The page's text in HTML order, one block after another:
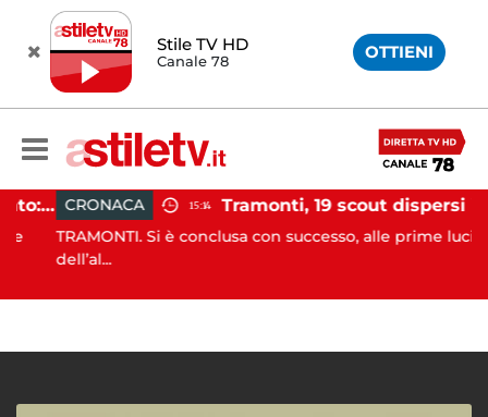
Stile TV HD
Canale 78 OTTIENI
Incidente agricolo nel Cilento: trattore si ribalta, muore 71enne CRONACA 15:14
TRAMONTI. Si è conclusa con successo, alle prime luci
dell’al...